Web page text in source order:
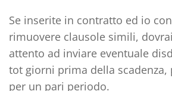
Se inserite in contratto ed io
rimuovere clausole simili,
attento ad inviare eventuale
tot giorni prima della scadenza,
per un pari periodo.